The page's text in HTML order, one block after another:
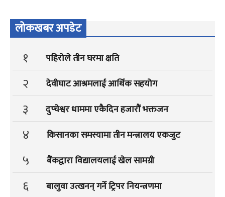
लोकखबर अपडेट
१ पहिरोले तीन घरमा क्षति
२ देवीघाट आश्रमलाई आर्थिक सहयोग
३ दुप्चेश्वर धाममा एकैदिन हजारौं भक्तजन
४ किसानका समस्यामा तीन मन्त्रालय एकजुट
५ बैंकद्वारा विद्यालयलाई खेल सामग्री
६ बालुवा उत्खनन् गर्ने ट्रिपर नियन्त्रणमा